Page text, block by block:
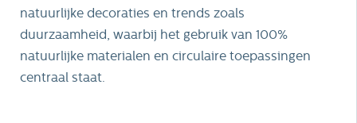
natuurlijke decoraties en trends zoals
duurzaamheid, waarbij het gebruik van 100%
natuurlijke materialen en circulaire toepassingen
centraal staat.